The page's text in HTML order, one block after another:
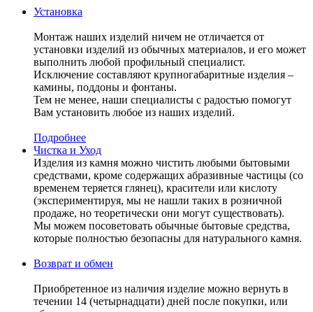
Установка
Монтаж наших изделий ничем не отличается от
установки изделий из обычных материалов, и его может
выполнить любой профильный специалист.
Исключение составляют крупногабаритные изделия –
камины, поддоны и фонтаны.
Тем не менее, наши специалисты с радостью помогут
Вам установить любое из наших изделий.
Подробнее
Чистка и Уход
Изделия из камня можно чистить любыми бытовыми
средствами, кроме содержащих абразивные частицы (со
временем теряется глянец), красители или кислоту
(экспериментируя, мы не нашли таких в розничной
продаже, но теоретически они могут существовать).
Мы можем посоветовать обычные бытовые средства,
которые полностью безопасны для натурального камня.
Возврат и обмен
Приобретенное из наличия изделие можно вернуть в
течении 14 (четырнадцати) дней после покупки, или